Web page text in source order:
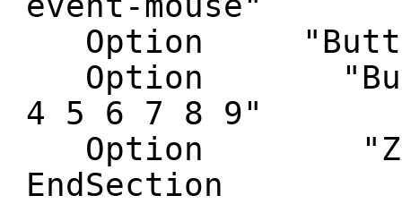
Option
Option
4 5 6 7 8 9"
Option
EndSection